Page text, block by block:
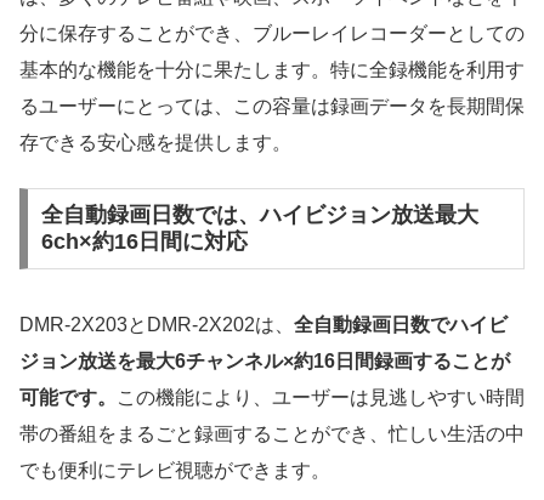
分に保存することができ、ブルーレイレコーダーとしての
基本的な機能を十分に果たします。特に全録機能を利用す
るユーザーにとっては、この容量は録画データを長期間保
存できる安心感を提供します。
全自動録画日数では、ハイビジョン放送最大
6ch×約16日間に対応
DMR-2X203とDMR-2X202は、 全自動録画日数でハイビ
ジョン放送を最大6チャンネル×約16日間録画することが
可能です。
この機能により、ユーザーは見逃しやすい時間
帯の番組をまるごと録画することができ、忙しい生活の中
でも便利にテレビ視聴ができます。